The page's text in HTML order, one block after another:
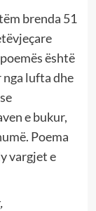
brenda 51
është
lufta dhe
e bukur,
Poema
vargjet e